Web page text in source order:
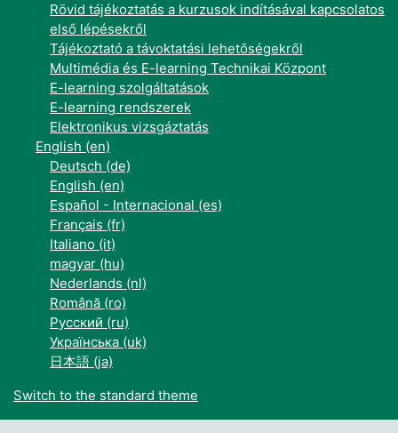
Rövid tájékoztatás a kurzusok indításával kapcsolatos
első lépésekről
Tájékoztató a távoktatási lehetőségekről
Multimédia és E-learning Technikai Központ
E-learning szolgáltatások
E-learning rendszerek
Elektronikus vizsgáztatás
English ‎(en)‎
Deutsch ‎(de)‎
English ‎(en)‎
Español - Internacional ‎(es)‎
Français ‎(fr)‎
Italiano ‎(it)‎
magyar ‎(hu)‎
Nederlands ‎(nl)‎
Română ‎(ro)‎
Русский ‎(ru)‎
Українська ‎(uk)‎
日本語 ‎(ja)‎
Switch to the standard theme